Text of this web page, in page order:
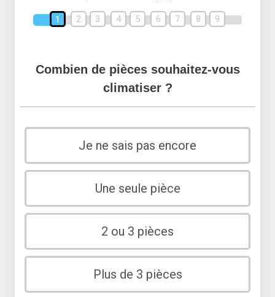
1 2 3 4 5 6 7 8 9
Combien de pièces souhaitez-vous
climatiser ?
Je ne sais pas encore
Une seule pièce
2 ou 3 pièces
Plus de 3 pièces